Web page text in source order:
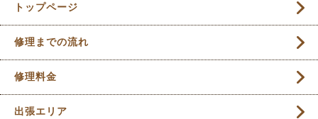
トップページ
修理までの流れ
修理料金
出張エリア